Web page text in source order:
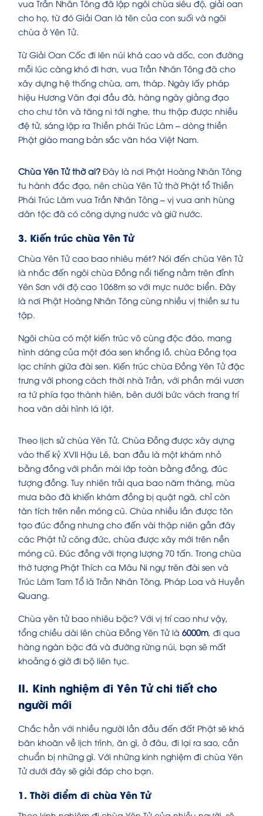
vua Trần Nhân Tông đã lập ngôi chùa siêu độ, giải oan
cho họ, từ đó Giải Oan là tên của con suối và ngôi
chùa ở Yên Tử.
Từ Giải Oan Cốc đi lên núi khá cao và dốc, con đường
mỗi lúc càng khó đi hơn, vua Trần Nhân Tông đã cho
xây dựng hệ thống chùa, am, tháp. Ngày lấy pháp
hiệu Hương Vân đại đầu đà, hàng ngày giảng đạo
cho chư tôn và tăng ni tới nghe, thu thập được nhiều
đệ tử, sáng lập ra Thiền phái Trúc Lâm – dòng thiền
Phật giáo mang bản sắc văn hóa Việt Nam.
Chùa Yên Tử thờ ai? Đây là nơi Phật Hoàng Nhân Tông
tu hành đắc đạo, nên chùa Yên Tử thờ Phật tổ Thiền
Phái Trúc Lâm vua Trần Nhân Tông – vị vua anh hùng
dân tộc đã có công dựng nước và giữ nước.
3. Kiến trúc chùa Yên Tử
Chùa Yên Tử cao bao nhiêu mét? Nói đến chùa Yên Tử
là nhắc đến ngôi chùa Đồng nổi tiếng nằm trên đỉnh
Yên Sơn với độ cao 1068m so với mực nước biển. Đây
là nơi Phật Hoàng Nhân Tông cùng nhiều vị thiền sư tu
tập.
Ngôi chùa có một kiến trúc vô cùng độc đáo, mang
hình dáng của một đóa sen khổng lồ, chùa Đồng tọa
lạc chính giữa đài sen. Kiến trúc chùa Đồng Yên Tử đặc
trưng với phong cách thời nhà Trần, với phần mái vươn
ra tứ phía tạo thành hiên, bên dưới bức vách trang trí
hoa văn dải hình lá lật.
Theo lịch sử chùa Yên Tử, Chùa Đồng được xây dựng
vào thế kỷ XVII Hậu Lê, ban đầu là một khám nhỏ
bằng đồng với phần mái lớp toàn bằng đồng, đúc
tượng đồng. Tuy nhiên trải qua bao năm tháng, mùa
mưa bão đã khiến khám đồng bị quật ngã, chỉ còn
tàn tích trên nền móng cũ. Chùa nhiều lần được tôn
tạo đúc đồng nhưng cho đến vài thập niên gần đây
các Phật tử công đức, chùa được xây mới trên nền
móng cũ. Đúc đồng với trọng lượng 70 tấn. Trong chùa
thờ tượng Phật Thích ca Mâu Ni ngự trên đài sen và
Trúc Lâm Tam Tổ là Trần Nhân Tông, Pháp Loa và Huyền
Quang.
Chùa yên tử bao nhiêu bậc? Với vị trí cao như vậy,
tổng chiều dài lên chùa Đồng Yên Tử là 6000m, đi qua
hàng ngàn bậc đá và đường rừng núi, bạn sẽ mất
khoảng 6 giờ đi bộ liên tục.
II. Kinh nghiệm đi Yên Tử chi tiết cho
người mới
Chắc hẳn với nhiều người lần đầu đến đất Phật sẽ khá
băn khoăn về lịch trình, ăn gì, ở đâu, đi lại ra sao, cần
chuẩn bị những gì. Với những kinh nghiệm đi chùa Yên
Tử dưới đây sẽ giải đáp cho bạn.
1. Thời điểm đi chùa Yên Tử